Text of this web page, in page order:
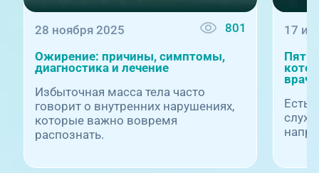
28 ноября 2025 801
Ожирение: причины, симптомы,
диагностика и лечение
Избыточная масса тела часто
говорит о внутренних нарушениях,
которые важно вовремя
распознать.
17
Пять
врачу
Есть